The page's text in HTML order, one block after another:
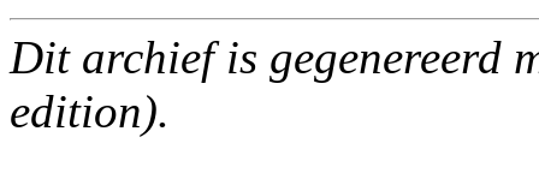
Dit archief is gegenereerd
edition).